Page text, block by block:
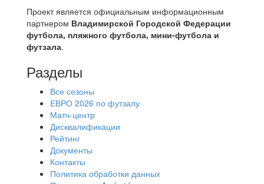
Проект является официальным информационным
партнером Владимирской Городской Федерации
футбола, пляжного футбола, мини-футбола и
футзала.
Разделы
Все сезоны
ЕВРО 2026 по футзалу
Матч-центр
Дисквалификации
Рейтинг
Документы
Контакты
Политика обработки данных